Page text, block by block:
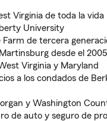
Virginia de toda la vida
University
de tercera
desde el 2005
Virginia y Maryland
a los condados de
y Washington
de auto y seguro de